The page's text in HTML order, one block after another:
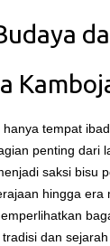
tempat
penting dari
saksi bisu
hingga era
dan